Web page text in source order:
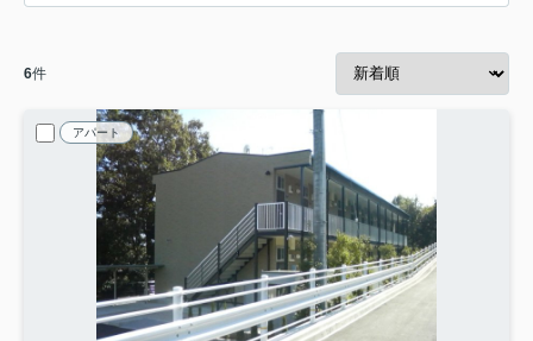
6件
アパート